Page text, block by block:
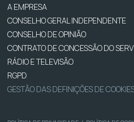
A EMPRESA
CONSELHO GERAL INDEPENDENTE
CONSELHO DE OPINIÃO
CONTRATO DE CONCESSÃO DO
RÁDIO E TELEVISÃO
RGPD
GESTÃO DAS DEFINIÇÕES DE